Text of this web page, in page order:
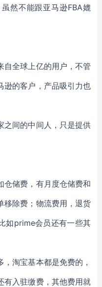
然不能跟亚马逊FBA媲
自全球上亿的用户，不管
逊的客户，产品吸引力也
之间的中间人，只是提供
仓储费，有月度仓储费和
移除费；物流费用，退货
如prime会员还有一些其
淘宝基本都是免费的，
有入驻缴费，其他费用就